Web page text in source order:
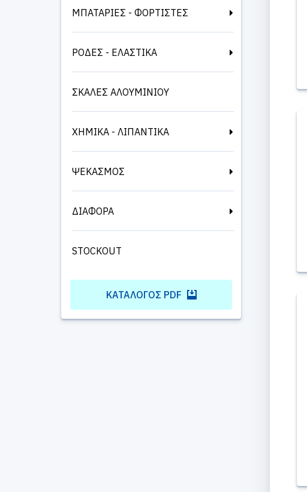
ΜΠΑΤΑΡΙΕΣ - ΦΟΡΤΙΣΤΕΣ
ΡΟΔΕΣ - ΕΛΑΣΤΙΚΑ
ΣΚΑΛΕΣ ΑΛΟΥΜΙΝΙΟΥ
ΧΗΜΙΚΑ - ΛΙΠΑΝΤΙΚΑ
ΨΕΚΑΣΜΟΣ
ΔΙΑΦΟΡΑ
STOCKOUT
ΚΑΤΆΛΟΓΟΣ PDF